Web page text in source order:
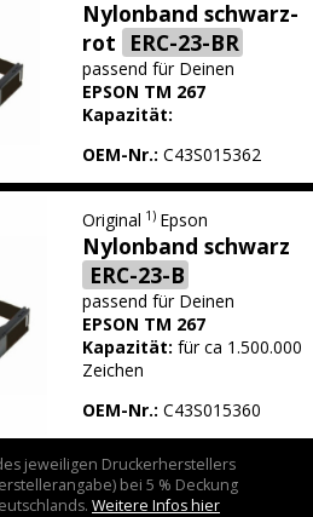
Nylonband schwarz-
rot ERC-23-BR
passend für Deinen
EPSON TM 267
Kapazität:
OEM-Nr.: C43S015362
Original 1) Epson
Nylonband schwarz
ERC-23-B
passend für Deinen
EPSON TM 267
Kapazität: für ca 1.500.000
Zeichen
OEM-Nr.: C43S015360
jeweiligen Druckerherstellers
bei 5 % Deckung
Weitere Infos hier